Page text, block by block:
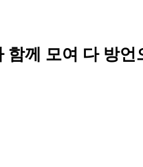
함께 모여 다 방